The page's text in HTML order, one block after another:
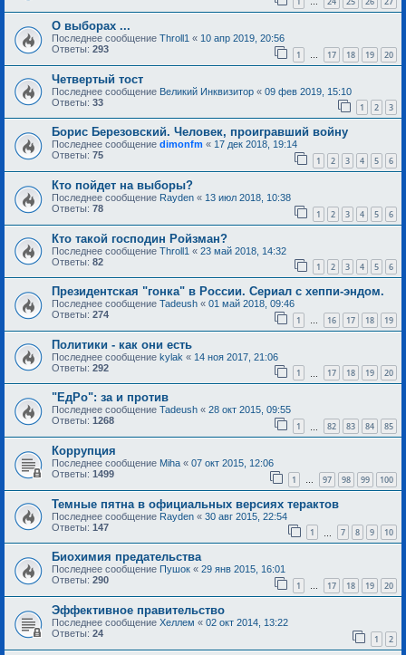
…
О выборах ...
Последнее сообщение Throll1 « 10 апр 2019, 20:56
Ответы: 293 1 … 17 18 19 20
Четвертый тост
Последнее сообщение Великий Инквизитор « 09 фев 2019, 15:10
Ответы: 33 1 2 3
Борис Березовский. Человек, проигравший войну
Последнее сообщение dimonfm « 17 дек 2018, 19:14
Ответы: 75 1 2 3 4 5 6
Кто пойдет на выборы?
Последнее сообщение Rayden « 13 июл 2018, 10:38
Ответы: 78 1 2 3 4 5 6
Кто такой господин Ройзман?
Последнее сообщение Throll1 « 23 май 2018, 14:32
Ответы: 82 1 2 3 4 5 6
Президентская "гонка" в России. Сериал с хеппи-эндом.
Последнее сообщение Tadeush « 01 май 2018, 09:46
Ответы: 274 1 … 16 17 18 19
Политики - как они есть
Последнее сообщение kylak « 14 ноя 2017, 21:06
Ответы: 292 1 17 18 19 20
"ЕдРо": за и против
Последнее сообщение Tadeush « 28 окт 2015, 09:55
Ответы: 1268 1 82 83 84 85
Коррупция
Последнее сообщение Miha « 07 окт 2015, 12:06
Ответы: 1499 1 … 97 98 99 100
Темные пятна в официальных версиях терактов
Последнее сообщение Rayden « 30 авг 2015, 22:54
Ответы: 147 1 7 8 9 10
Биохимия предательства
Последнее сообщение Пушок « 29 янв 2015, 16:01
Ответы: 290 1 … 17 18 19 20
Эффективное правительство
Последнее сообщение Хеллем « 02 окт 2014, 13:22
Ответы: 24 1 2